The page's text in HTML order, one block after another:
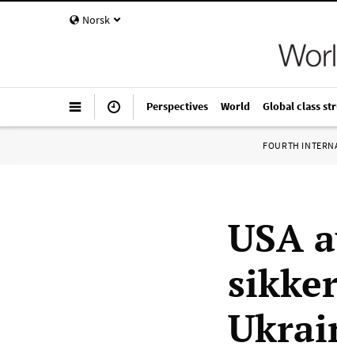
Norsk
Perspectives World Global class
FOURTH
USA